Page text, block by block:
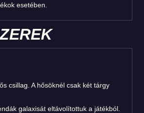
esetében.
csillag. A hősöknél csak két tárgy
galaxisát eltávolítottuk a játékból.